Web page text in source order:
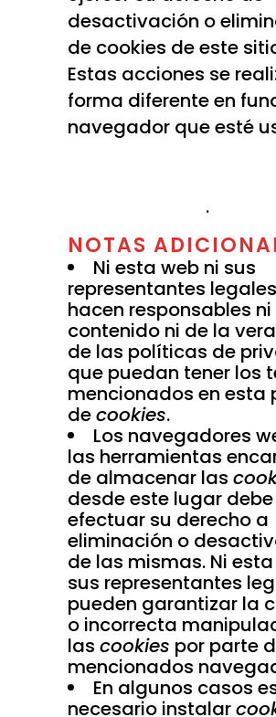
desactivación o
de cookies de este
Estas acciones se
forma diferente en
navegador que esté
.
NOTAS
Ni esta web ni sus
representantes
hacen responsables ni
contenido ni de la
de las políticas de
que puedan tener los
mencionados en esta
decookies.
Los navegadores
las herramientas
de almacenar las
desde este lugar debe
efectuar su derecho a
eliminación o
de las mismas. Ni
sus representantes
pueden garantizar la
o incorrecta
las cookies por parte
mencionados
En algunos casos
necesario instalar